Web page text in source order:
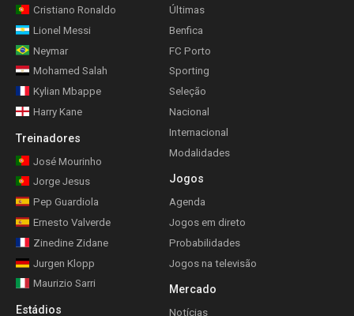
Cristiano Ronaldo
Lionel Messi
Neymar
Mohamed Salah
Kylian Mbappe
Harry Kane
Treinadores
José Mourinho
Jorge Jesus
Pep Guardiola
Ernesto Valverde
Zinedine Zidane
Jurgen Klopp
Maurizio Sarri
Estádios
Últimas
Benfica
FC Porto
Sporting
Seleção
Nacional
Internacional
Modalidades
Jogos
Agenda
Jogos em direto
Probabilidades
Jogos na televisão
Mercado
Notícias